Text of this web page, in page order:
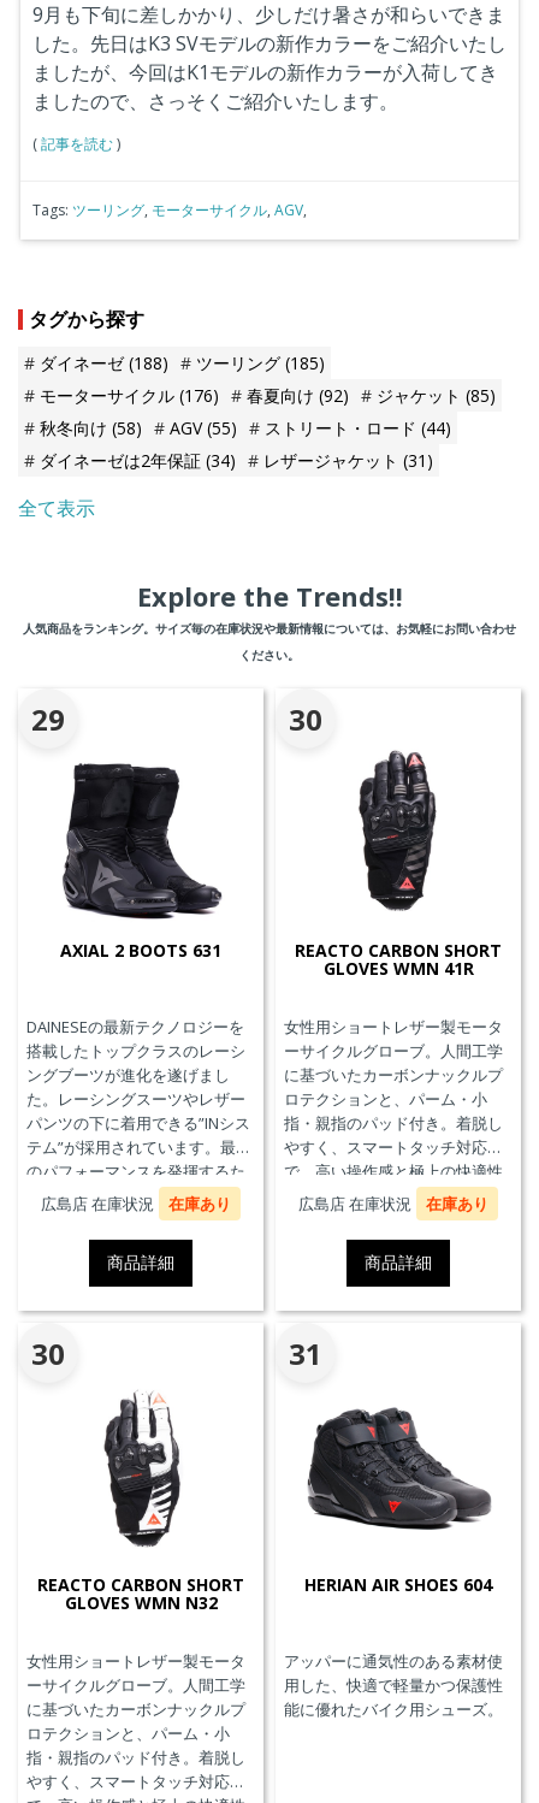
9月も下旬に差しかかり、少しだけ暑さが和らいできま
した。先日はK3 SVモデルの新作カラーをご紹介いたし
ましたが、今回はK1モデルの新作カラーが入荷してき
ましたので、さっそくご紹介いたします。
(記事を読む)
Tags: ツーリング, モーターサイクル, AGV,
タグから探す
ダイネーゼ(188) ツーリング (185)
モーターサイクル (176) 春夏向け (92) ジャケット (85)
秋冬向け (58) AGV(55) ストリート・ロード (44)
ダイネーゼは2年保証 (34) レザージャケット (31)
全て表示
Explore the Trends!!
人気商品をランキング。サイズ毎の在庫状況や最新情報については、お気軽にお問い合わせ
ください。
29
AXIAL 2 BOOTS 631
DAINESEの最新テクノロジーを
搭載したトップクラスのレーシ
ングブーツが進化を遂げまし
た。レーシングスーツやレザー
パンツの下に着用できる”INシス
テム”が採用されています。最高
のパフォーマンスを発揮するた
めに、ケブラーカーボンを使用
したAxial Distorsion Control
Systemテクノロジー、
Groundtrax®レーシングソー
ル、交換可能なマグネシウムス
ライダーを採用しています。
広島店 在庫状況 在庫あり
商品詳細
30
REACTO CARBON SHORT
GLOVES WMN 41R
女性用ショートレザー製モータ
ーサイクルグローブ。人間工学
に基づいたカーボンナックルプ
ロテクションと、パーム・小
指・親指のパッド付き。着脱し
やすく、スマートタッチ対応
で、高い操作感と極上の快適性
を実現。
広島店 在庫状況 在庫あり
商品詳細
30
REACTO CARBON SHORT
GLOVES WMN N32
女性用ショートレザー製モータ
ーサイクルグローブ。人間工学
に基づいたカーボンナックルプ
ロテクションと、パーム・小
指・親指のパッド付き。着脱し
やすく、スマートタッチ対応
31
HERIAN AIR SHOES 604
アッパーに通気性のある素材使
用した、快適で軽量かつ保護性
能に優れたバイク用シューズ。